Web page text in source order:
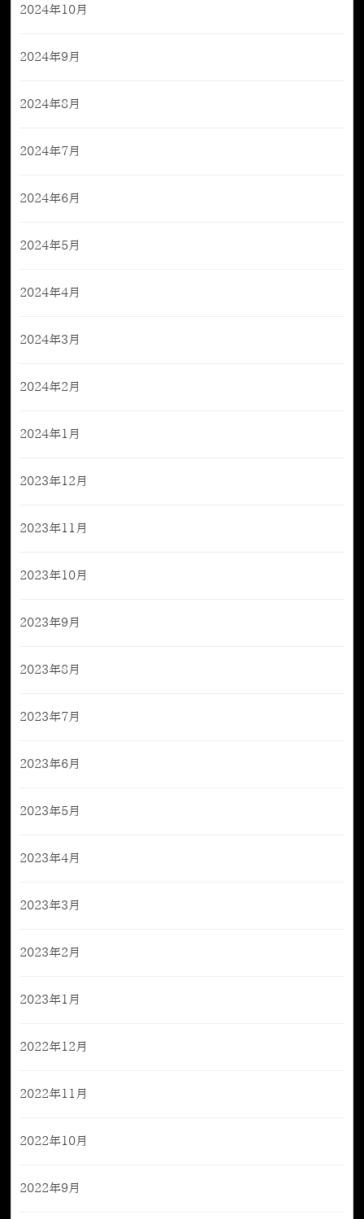
2024年10月
2024年9月
2024年8月
2024年7月
2024年6月
2024年5月
2024年4月
2024年3月
2024年2月
2024年1月
2023年12月
2023年11月
2023年10月
2023年9月
2023年8月
2023年7月
2023年6月
2023年5月
2023年4月
2023年3月
2023年2月
2023年1月
2022年12月
2022年11月
2022年10月
2022年9月